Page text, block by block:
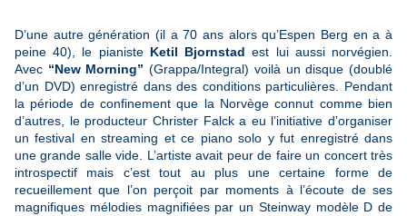
D’une autre génération (il a 70 ans alors qu’Espen Berg en a à
peine 40), le pianiste Ketil Bjornstad est lui aussi norvégien.
Avec “New Morning” (Grappa/Integral) voilà un disque (doublé
d’un DVD) enregistré dans des conditions particulières. Pendant
la période de confinement que la Norvège connut comme bien
d’autres, le producteur Christer Falck a eu l’initiative d’organiser
un festival en streaming et ce piano solo y fut enregistré dans
une grande salle vide. L’artiste avait peur de faire un concert très
introspectif mais c’est tout au plus une certaine forme de
recueillement que l’on perçoit par moments à l’écoute de ses
magnifiques mélodies magnifiées par un Steinway modèle D de